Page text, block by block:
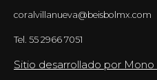
coralvillanueva@beisbolmx.com
Tel. 55 2966 7051
Sitio desarrollado por Mono